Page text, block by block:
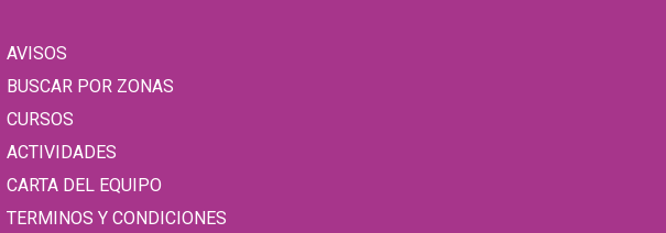
AVISOS
BUSCAR POR ZONAS
CURSOS
ACTIVIDADES
CARTA DEL EQUIPO
TERMINOS Y CONDICIONES